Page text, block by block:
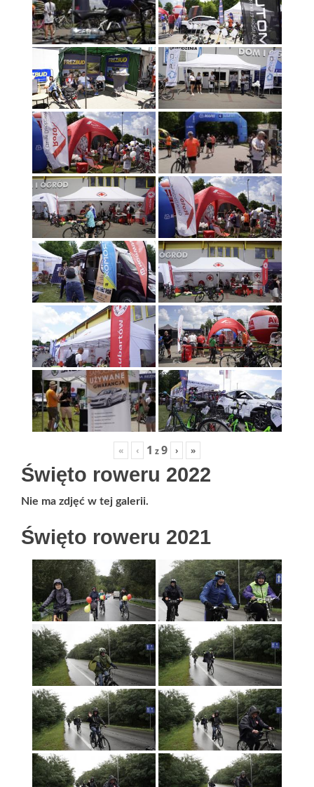
« ‹ 1 z9 › »
Święto roweru 2022
Nie ma zdjęć w tej galerii.
Święto roweru 2021